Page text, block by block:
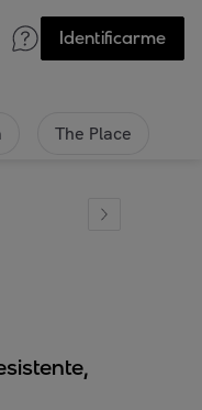
Identificarme
The Place